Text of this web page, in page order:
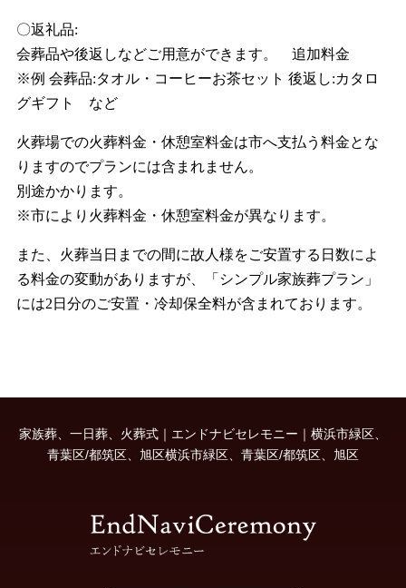
〇返礼品:
会葬品や後返しなどご用意ができます。 追加料金
※例 会葬品:タオル・コーヒーお茶セット 後返し:カタロ
グギフト など
火葬場での火葬料金・休憩室料金は市へ支払う料金とな
りますのでプランには含まれません。
別途かかります。
※市により火葬料金・休憩室料金が異なります。
また、火葬当日までの間に故人様をご安置する日数によ
る料金の変動がありますが、「シンプル家族葬プラン」
には2日分のご安置・冷却保全料が含まれております。
家族葬、一日葬、火葬式｜エンドナビセレモニー｜横浜市緑区、
青葉区/都筑区、旭区横浜市緑区、青葉区/都筑区、旭区